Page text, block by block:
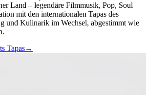
Land – legendäre Filmmusik, Pop, Soul
mit den internationalen Tapas des
und Kulinarik im Wechsel, abgestimmt wie
Tapas→